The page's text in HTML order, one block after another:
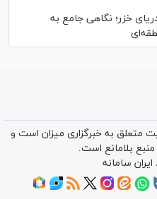
خزر؛ نگاهی جامع به
متعلق به خبرگزاری میزان است و
منبع بلامانع است.
ایران سامانه